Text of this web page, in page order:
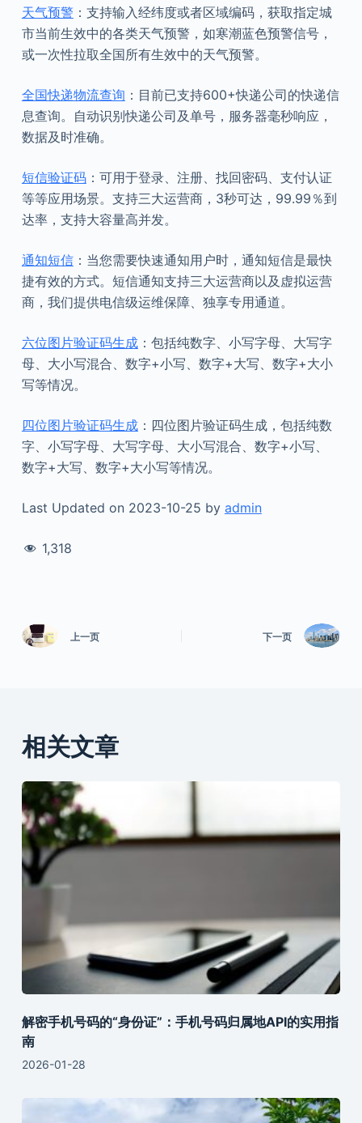
天气预警 ：支持输入经纬度或者区域编码，获取指定城
市当前生效中的各类天气预警，如寒潮蓝色预警信号，
或一次性拉取全国所有生效中的天气预警。
全国快递物流查询 ：目前已支持600+快递公司的快递信
息查询。自动识别快递公司及单号，服务器毫秒响应，
数据及时准确。
短信验证码：可用于登录、注册、找回密码、支付认证
等等应用场景。支持三大运营商，3秒可达，99.99％到
达率，支持大容量高并发。
通知短信：当您需要快速通知用户时，通知短信是最快
捷有效的方式。短信通知支持三大运营商以及虚拟运营
商，我们提供电信级运维保障、独享专用通道。
六位图片验证码生成：包括纯数字、小写字母、大写字
母、大小写混合、数字+小写、数字+大写、数字+大小
写等情况。
四位图片验证码生成：四位图片验证码生成，包括纯数
字、小写字母、大写字母、大小写混合、数字+小写、
数字+大写、数字+大小写等情况。
Last Updated on 2023-10-25 by admin
1,318
上一页 下一页
相关文章
解密手机号码的“身份证”：手机号码归属地API的实用指
南
2026-01-28